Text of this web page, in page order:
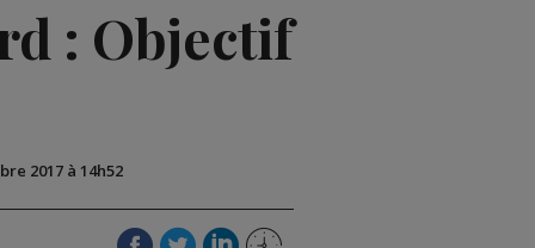
: Objectif
2017 à 14h52